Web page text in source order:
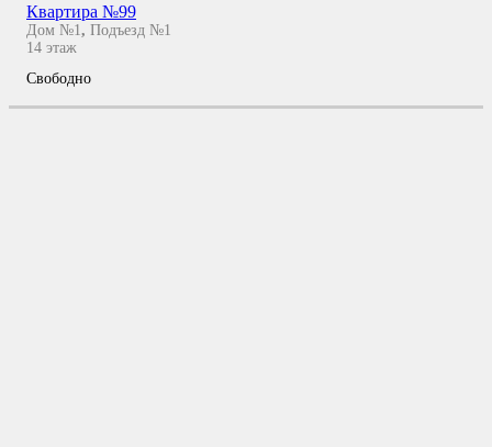
Квартира №99
Дом №1, Подъезд №1
14 этаж
Свободно